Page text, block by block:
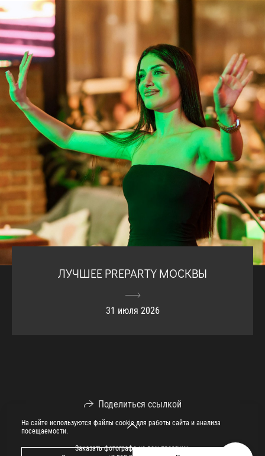
ЛУЧШЕЕ PREPARTY МОСКВЫ
31 июля 2026
Поделиться ссылкой
Заказать фотографа на ваш праздник.
На сайте используются файлы cookie для работы сайта и анализа
посещаемости.